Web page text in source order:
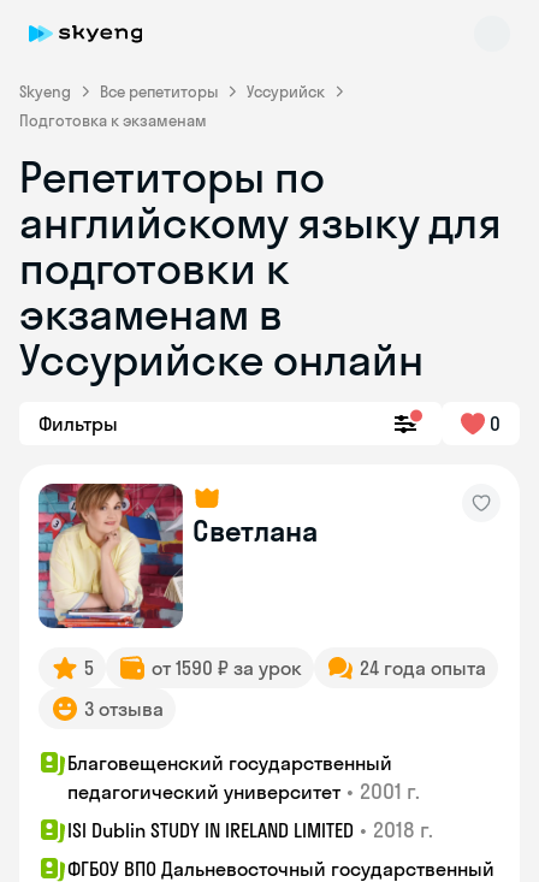
Skyeng Все репетиторы
Уссурийск
Подготовка к экзаменам
Репетиторы по
английскому языку для
подготовки к
экзаменам в
Уссурийске онлайн
Фильтры 0
Светлана
5 от 1590 ₽ за урок
24 года опыта
3 отзыва
Благовещенский государственный
педагогический университет • 2001 г.
ISI Dublin STUDY IN IRELAND LIMITED • 2018 г.
ФГБОУ ВПО Дальневосточный государственный
Skyeng Chat